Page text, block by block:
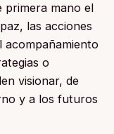
primera mano el
las acciones
acompañamiento
o
visionar, de
y a los futuros